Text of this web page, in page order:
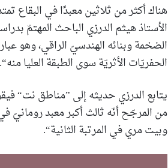
هناك أكثر من ثلاثين معبدًا في البقاع
الأستاذ هيثم الدرزي الباحث المهتمّ
الضخمة وبنائه الهندسيّ الراقي، وهو
الحفريّات الأثريّة سوى الطبقة العليا منه“.
من المرجّح أنّه ثالث أكبر معبد رومانيّ
وبيت مري في المرتبة الثانية“.